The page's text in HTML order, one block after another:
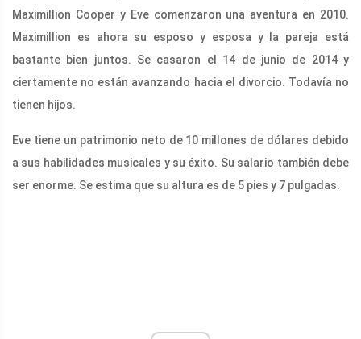
Maximillion Cooper y Eve comenzaron una aventura en 2010.
Maximillion es ahora su esposo y esposa y la pareja está
bastante bien juntos. Se casaron el 14 de junio de 2014 y
ciertamente no están avanzando hacia el divorcio. Todavía no
tienen hijos.
Eve tiene un patrimonio neto de 10 millones de dólares debido
a sus habilidades musicales y su éxito. Su salario también debe
ser enorme. Se estima que su altura es de 5 pies y 7 pulgadas.